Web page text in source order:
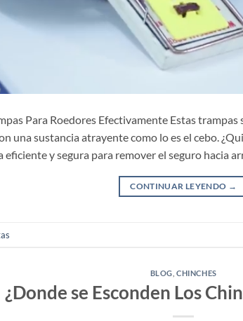
Para Roedores Efectivamente Estas
una sustancia atrayente como lo es el cebo.
eficiente y segura para remover el seguro hacia
CONTINUAR LEYENDO →
BLOG ,CHINCHES
¿Donde se Esconden Los